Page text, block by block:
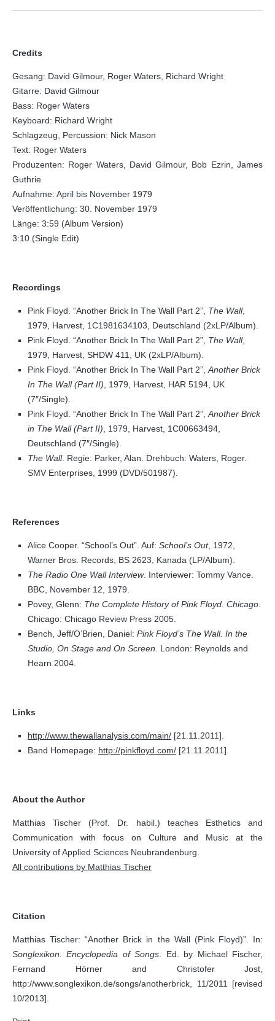
Credits
Gesang: David Gilmour, Roger Waters, Richard Wright
Gitarre: David Gilmour
Bass: Roger Waters
Keyboard: Richard Wright
Schlagzeug, Percussion: Nick Mason
Text: Roger Waters
Produzenten: Roger Waters, David Gilmour, Bob Ezrin, James
Guthrie
Aufnahme: April bis November 1979
Veröffentlichung: 30. November 1979
Länge: 3:59 (Album Version)
3:10 (Single Edit)
Recordings
Pink Floyd. “Another Brick In The Wall Part 2”, The Wall,
1979, Harvest, 1C1981634103, Deutschland (2xLP/Album).
Pink Floyd. “Another Brick In The Wall Part 2”, The Wall,
1979, Harvest, SHDW 411, UK (2xLP/Album).
Pink Floyd. “Another Brick In The Wall Part 2”, Another Brick
In The Wall (Part II) , 1979, Harvest, HAR 5194, UK
(7″/Single).
Pink Floyd. “Another Brick In The Wall Part 2”, Another Brick
in The Wall (Part II) , 1979, Harvest, 1C00663494,
Deutschland (7″/Single).
The Wall. Regie: Parker, Alan. Drehbuch: Waters, Roger.
SMV Enterprises, 1999 (DVD/501987).
References
Alice Cooper. “School’s Out”. Auf: School’s Out, 1972,
Warner Bros. Records, BS 2623, Kanada (LP/Album).
The Radio One Wall Interview. Interviewer: Tommy Vance.
BBC, November 12, 1979.
Povey, Glenn: The Complete History of Pink Floyd. Chicago
Chicago: Chicago Review Press 2005.
Bench, Jeff/O’Brien, Daniel: Pink Floyd’s The Wall. In the
Studio, On Stage and On Screen . London: Reynolds and
Hearn 2004.
Links
http://www.thewallanalysis.com/main/ [21.11.2011].
Band Homepage: http://pinkfloyd.com/ [21.11.2011].
About the Author
Matthias Tischer (Prof. Dr. habil.) teaches Esthetics and
Communication with focus on Culture and Music at the
University of Applied Sciences Neubrandenburg.
All contributions by Matthias Tischer
Citation
Matthias Tischer: “Another Brick in the Wall (Pink Floyd)”. In:
Songlexikon. Encyclopedia of Songs . Ed. by Michael Fischer,
Fernand Hörner and Christofer Jost,
http://www.songlexikon.de/songs/anotherbrick, 11/2011 [revised
10/2013].